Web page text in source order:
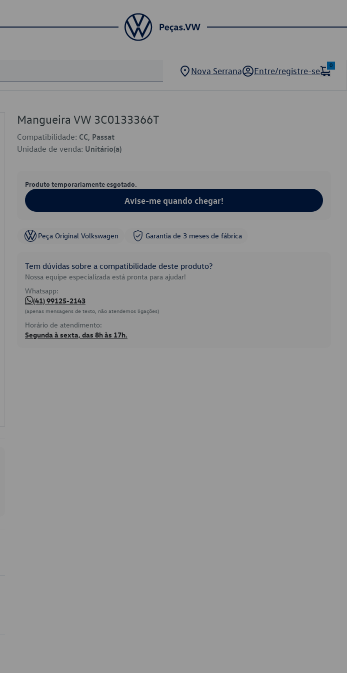
Nova Serrana Entre/registre-se
0
Mangueira VW 3C0133366T
Compatibilidade: CC, Passat
Unidade de venda: Unitário(a)
Produto temporariamente esgotado.
Avise-me quando chegar!
Peça Original Volkswagen Garantia de 3 meses de fábrica
Tem dúvidas sobre a compatibilidade deste produto?
Nossa equipe especializada está pronta para ajudar!
Whatsapp:
(41) 99125-2143
(apenas mensagens de texto, não atendemos ligações)
Horário de atendimento:
Segunda à sexta, das 8h às 17h.